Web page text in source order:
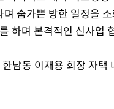
숨가쁜 방한 일정을
하며 본격적인 신사업
남동 이재용 회장 자